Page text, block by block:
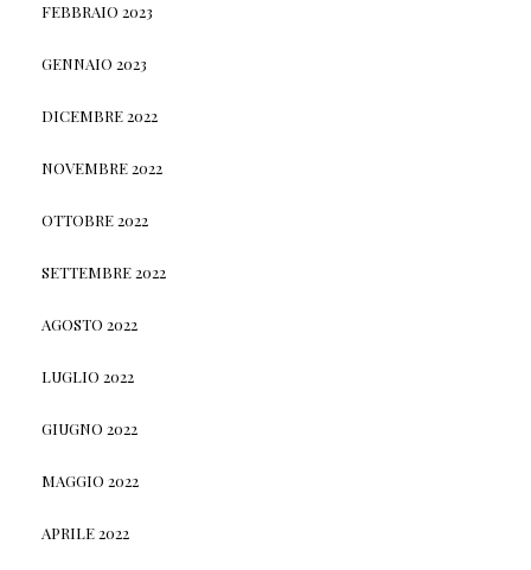
FEBBRAIO 2023
GENNAIO 2023
DICEMBRE 2022
NOVEMBRE 2022
OTTOBRE 2022
SETTEMBRE 2022
AGOSTO 2022
LUGLIO 2022
GIUGNO 2022
MAGGIO 2022
APRILE 2022